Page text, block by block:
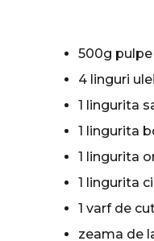
500g
4 linguri
1 lingurita
1 lingurita
1 lingurita
1 lingurita
1 varf de
zeama de